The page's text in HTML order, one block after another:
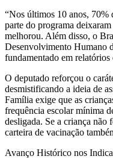
“Nos últimos 10 anos, 70%
parte do programa
melhorou. Além disso, o
Desenvolvimento Humano
fundamentado em relatórios
O deputado reforçou o
desmistificando a ideia de
Família exige que as
frequência escolar mínima
desligada. Se a criança não
carteira de vacinação
Avanço Histórico nos